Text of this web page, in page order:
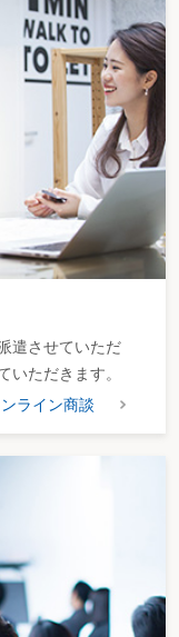
た税金は返ってくるのか
ョンの利益をどう申告す
たちが勝った後2ヶ月以
ら聞いて給与所得として
本当に私たちの税金も戻
判決や和解により申告に
場合の更正の請求を言っ
かに、このような場合に
に限って更正の請求をす
納税者についても、現在
後2ヶ月以内に更正の請
ということはできない」
3日号で、この判決がス
事由に基づく更正の請求
訴訟の手続をとらなくて
ばよいか。まず、質問自
由に基づく更正の請求や
はないものの、必ず戻っ
遣させていただ
いただきます。
ライン商談